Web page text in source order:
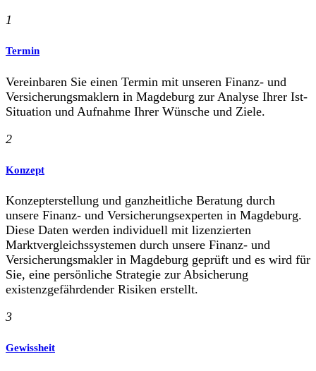
1
Termin
Vereinbaren Sie einen Termin mit unseren Finanz- und
Versicherungsmaklern in Magdeburg zur Analyse Ihrer Ist-
Situation und Aufnahme Ihrer Wünsche und Ziele.
2
Konzept
Konzepterstellung und ganzheitliche Beratung durch
unsere Finanz- und Versicherungsexperten in Magdeburg.
Diese Daten werden individuell mit lizenzierten
Marktvergleichssystemen durch unsere Finanz- und
Versicherungsmakler in Magdeburg geprüft und es wird für
Sie, eine persönliche Strategie zur Absicherung
existenzgefährdender Risiken erstellt.
3
Gewissheit